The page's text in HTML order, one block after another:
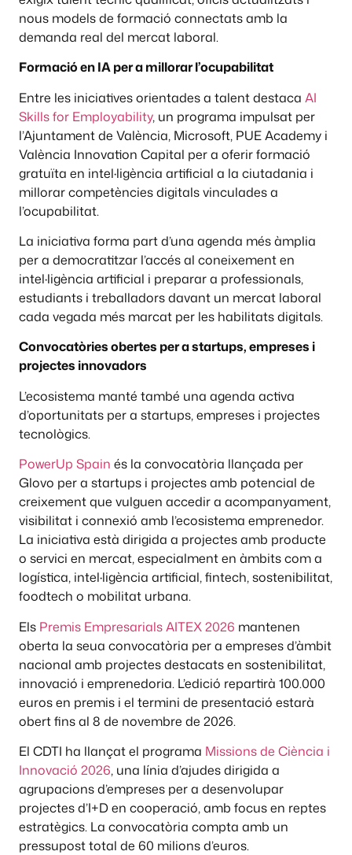
nous models de formació connectats amb la
demanda real del mercat laboral.
Formació en IA per a millorar l’ocupabilitat
Entre les iniciatives orientades a talent destaca AI
Skills for Employability, un programa impulsat per
l’Ajuntament de València, Microsoft, PUE Academy i
València Innovation Capital per a oferir formació
gratuïta en intel·ligència artificial a la ciutadania i
millorar competències digitals vinculades a
l’ocupabilitat.
La iniciativa forma part d’una agenda més àmplia
per a democratitzar l’accés al coneixement en
intel·ligència artificial i preparar a professionals,
estudiants i treballadors davant un mercat laboral
cada vegada més marcat per les habilitats digitals.
Convocatòries obertes per a startups, empreses i
projectes innovadors
L’ecosistema manté també una agenda activa
d’oportunitats per a startups, empreses i projectes
tecnològics.
PowerUp Spain és la convocatòria llançada per
Glovo per a startups i projectes amb potencial de
creixement que vulguen accedir a acompanyament,
visibilitat i connexió amb l’ecosistema emprenedor.
La iniciativa està dirigida a projectes amb producte
o servici en mercat, especialment en àmbits com a
logística, intel·ligència artificial, fintech, sostenibilitat,
foodtech o mobilitat urbana.
Els Premis Empresarials AITEX 2026 mantenen
oberta la seua convocatòria per a empreses d’àmbit
nacional amb projectes destacats en sostenibilitat,
innovació i emprenedoria. L’edició repartirà 100.000
euros en premis i el termini de presentació estarà
obert fins al 8 de novembre de 2026.
El CDTI ha llançat el programa Missions de Ciència i
Innovació 2026, una línia d’ajudes dirigida a
agrupacions d’empreses per a desenvolupar
projectes d’I+D en cooperació, amb focus en reptes
estratègics. La convocatòria compta amb un
pressupost total de 60 milions d’euros.